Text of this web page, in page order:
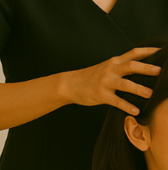
ダについて アーユルヴ
ダスクール詳細 フレグ